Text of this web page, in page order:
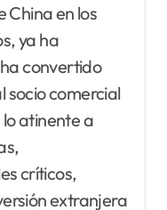
China en los
ya ha
convertido
socio comercial
atinente a
críticos,
extranjera